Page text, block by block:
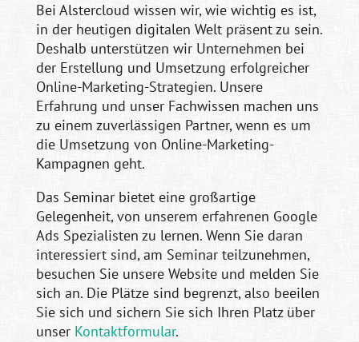
Bei Alstercloud wissen wir, wie wichtig es ist,
in der heutigen digitalen Welt präsent zu sein.
Deshalb unterstützen wir Unternehmen bei
der Erstellung und Umsetzung erfolgreicher
Online-Marketing-Strategien. Unsere
Erfahrung und unser Fachwissen machen uns
zu einem zuverlässigen Partner, wenn es um
die Umsetzung von Online-Marketing-
Kampagnen geht.
Das Seminar bietet eine großartige
Gelegenheit, von unserem erfahrenen Google
Ads Spezialisten zu lernen. Wenn Sie daran
interessiert sind, am Seminar teilzunehmen,
besuchen Sie unsere Website und melden Sie
sich an. Die Plätze sind begrenzt, also beeilen
Sie sich und sichern Sie sich Ihren Platz über
unser Kontaktformular.